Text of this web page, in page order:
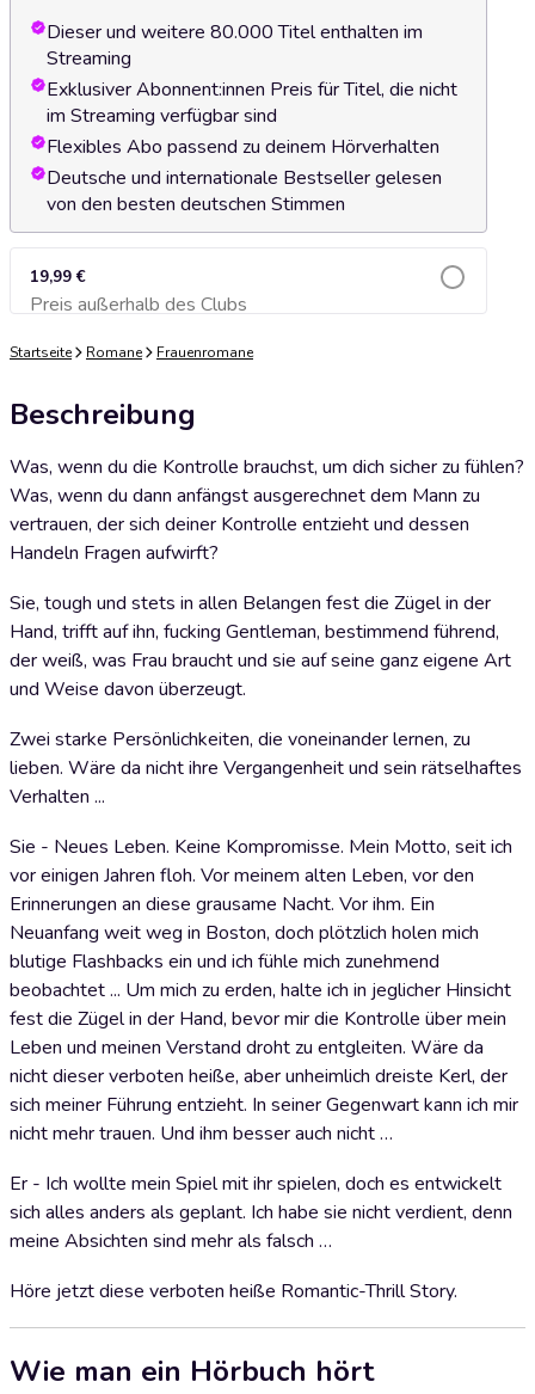
Dieser und weitere 80.000 Titel enthalten im
Streaming
Exklusiver Abonnent:innen Preis für Titel, die nicht
im Streaming verfügbar sind
Flexibles Abo passend zu deinem Hörverhalten
Deutsche und internationale Bestseller gelesen
von den besten deutschen Stimmen
19,99 €
Preis außerhalb des ClubsZum Warenkorb hinzufügen
Startseite Romane Frauenromane
Beschreibung
Was, wenn du die Kontrolle brauchst, um dich sicher zu fühlen?
Was, wenn du dann anfängst ausgerechnet dem Mann zu
vertrauen, der sich deiner Kontrolle entzieht und dessen
Handeln Fragen aufwirft?
Sie, tough und stets in allen Belangen fest die Zügel in der
Hand, trifft auf ihn, fucking Gentleman, bestimmend führend,
der weiß, was Frau braucht und sie auf seine ganz eigene Art
und Weise davon überzeugt.
Zwei starke Persönlichkeiten, die voneinander lernen, zu
lieben. Wäre da nicht ihre Vergangenheit und sein rätselhaftes
Verhalten ...
Sie - Neues Leben. Keine Kompromisse. Mein Motto, seit ich
vor einigen Jahren floh. Vor meinem alten Leben, vor den
Erinnerungen an diese grausame Nacht. Vor ihm. Ein
Neuanfang weit weg in Boston, doch plötzlich holen mich
blutige Flashbacks ein und ich fühle mich zunehmend
beobachtet ... Um mich zu erden, halte ich in jeglicher Hinsicht
fest die Zügel in der Hand, bevor mir die Kontrolle über mein
Leben und meinen Verstand droht zu entgleiten. Wäre da
nicht dieser verboten heiße, aber unheimlich dreiste Kerl, der
sich meiner Führung entzieht. In seiner Gegenwart kann ich mir
nicht mehr trauen. Und ihm besser auch nicht …
Er - Ich wollte mein Spiel mit ihr spielen, doch es entwickelt
sich alles anders als geplant. Ich habe sie nicht verdient, denn
meine Absichten sind mehr als falsch …
Höre jetzt diese verboten heiße Romantic-Thrill Story.
Wie man ein Hörbuch hört